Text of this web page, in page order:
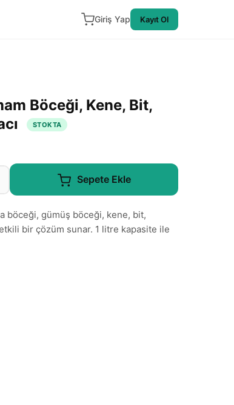
Giriş Yap Kayıt Ol
Böceği, Kene, Bit,
STOKTA
Sepete Ekle
böceği, gümüş böceği, kene, bit,
bir çözüm sunar. 1 litre kapasite ile